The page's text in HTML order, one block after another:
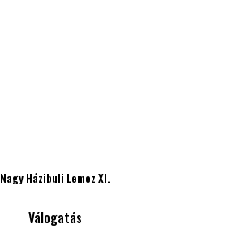
Nagy Házibuli Lemez XI.
Válogatás